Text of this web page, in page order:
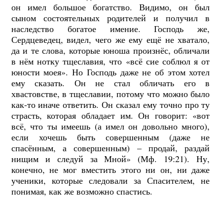
он имел большое богатство. Видимо, он был
сыном состоятельных родителей и получил в
наследство богатое имение. Господь же,
Сердцеведец, видел, чего же ему ещё не хватало,
да и те слова, которые юноша произнёс, обличали
в нём нотку тщеславия, что «всё сие соблюл я от
юности моея». Но Господь даже не об этом хотел
ему сказать. Он не стал обличать его в
хвастовстве, в тщеславии, потому что можно было
как-то иначе ответить. Он сказал ему точно про ту
страсть, которая обладает им. Он говорит: «вот
всё, что ты имеешь (а имел он довольно много),
если хочешь быть совершенным (даже не
спасённым, а совершенным) – продай, раздай
нищим и следуй за Мной» (Мф. 19:21). Ну,
конечно, не мог вместить этого ни он, ни даже
ученики, которые следовали за Спасителем, не
понимая, как же возможно спастись.